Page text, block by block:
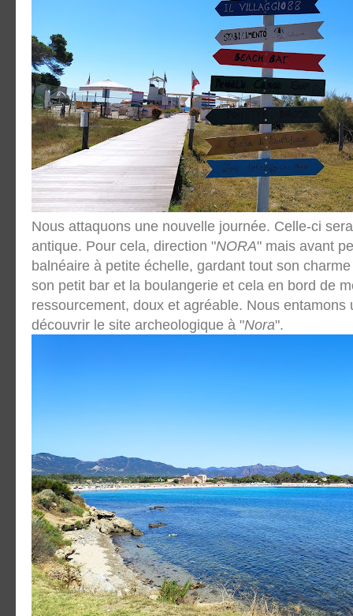
Nous attaquons une nouvelle journée. Celle-ci
antique. Pour cela, direction "NORA" mais avant
balnéaire à petite échelle, gardant tout son
son petit bar et la boulangerie et cela en bord de
ressourcement, doux et agréable. Nous entamons
découvrir le site archeologique à "Nora".